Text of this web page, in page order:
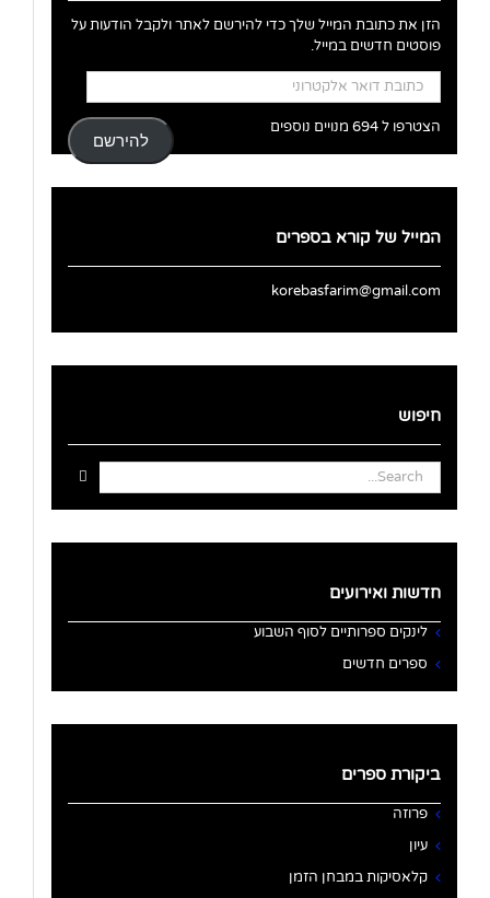
הזן את כתובת המייל שלך כדי להירשם לאתר ולקבל הודעות על
פוסטים חדשים במייל.
כתובת
דואר
אלקטרוני
להירשם
הצטרפו ל 694 מנויים נוספים
המייל של קורא בספרים
korebasfarim@gmail.com
חיפוש
Search
for:
חדשות ואירועים
לינקים ספרותיים לסוף השבוע
ספרים חדשים
ביקורת ספרים
פרוזה
עיון
קלאסיקות במבחן הזמן